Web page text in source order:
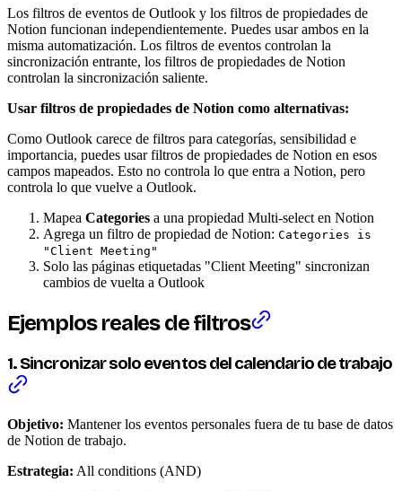
Los filtros de eventos de Outlook y los filtros de propiedades de
Notion funcionan independientemente. Puedes usar ambos en la
misma automatización. Los filtros de eventos controlan la
sincronización entrante, los filtros de propiedades de Notion
controlan la sincronización saliente.
Usar filtros de propiedades de Notion como alternativas:
Como Outlook carece de filtros para categorías, sensibilidad e
importancia, puedes usar filtros de propiedades de Notion en esos
campos mapeados. Esto no controla lo que entra a Notion, pero
controla lo que vuelve a Outlook.
Mapea Categories a una propiedad Multi-select en Notion
Agrega un filtro de propiedad de Notion: Categories is
"Client Meeting"
Solo las páginas etiquetadas "Client Meeting" sincronizan
cambios de vuelta a Outlook
Ejemplos reales de filtros
1. Sincronizar solo eventos del calendario de trabajo
Objetivo: Mantener los eventos personales fuera de tu base de datos
de Notion de trabajo.
Estrategia: All conditions (AND)